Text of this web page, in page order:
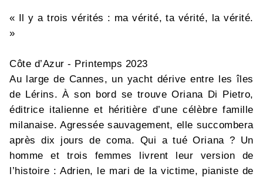
« Il y a trois vérités : ma vérité, ta vérité, la vérité.
»
Côte d’Azur - Printemps 2023
Au large de Cannes, un yacht dérive entre les îles
de Lérins. À son bord se trouve Oriana Di Pietro,
éditrice italienne et héritière d’une célèbre famille
milanaise. Agressée sauvagement, elle succombera
après dix jours de coma. Qui a tué Oriana ? Un
homme et trois femmes livrent leur version de
l’histoire : Adrien, le mari de la victime, pianiste de